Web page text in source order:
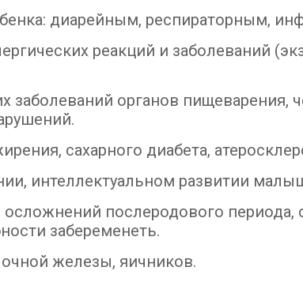
диарейным, респираторным,
реакций и заболеваний
заболеваний органов пищеварения,
сахарного диабета,
интеллектуальном развитии
осложнений послеродового периода,
забеременеть.
железы, яичников.